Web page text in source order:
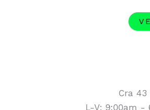
Cra 43
L-V: 9:00am -